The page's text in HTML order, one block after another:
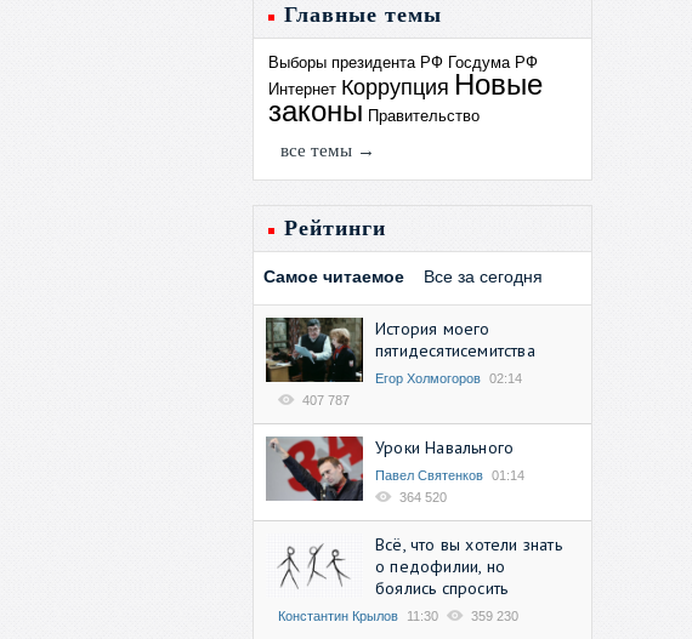
Главные темы
Выборы президента РФ Госдума РФ
Интернет Коррупция Новые
законы Правительство
все темы →
Рейтинги
Самое читаемое Все за сегодня
История моего
пятидесятисемитства
Егор Холмогоров 02:14
407 787
Уроки Навального
Павел Святенков 01:14
364 520
Всё, что вы хотели знать
о педофилии, но
боялись спросить
Константин Крылов 11:30 359 230